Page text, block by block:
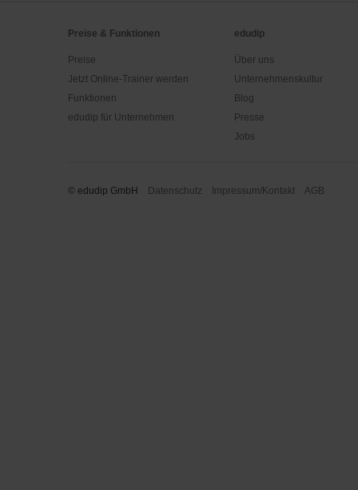
Preise & Funktionen
Preise
Jetzt Online-Trainer werden
Funktionen
edudip für Unternehmen
edudip
Über uns
Unternehmenskultur
Blog
Presse
Jobs
© edudip GmbH Datenschutz Impressum/Kontakt AGB